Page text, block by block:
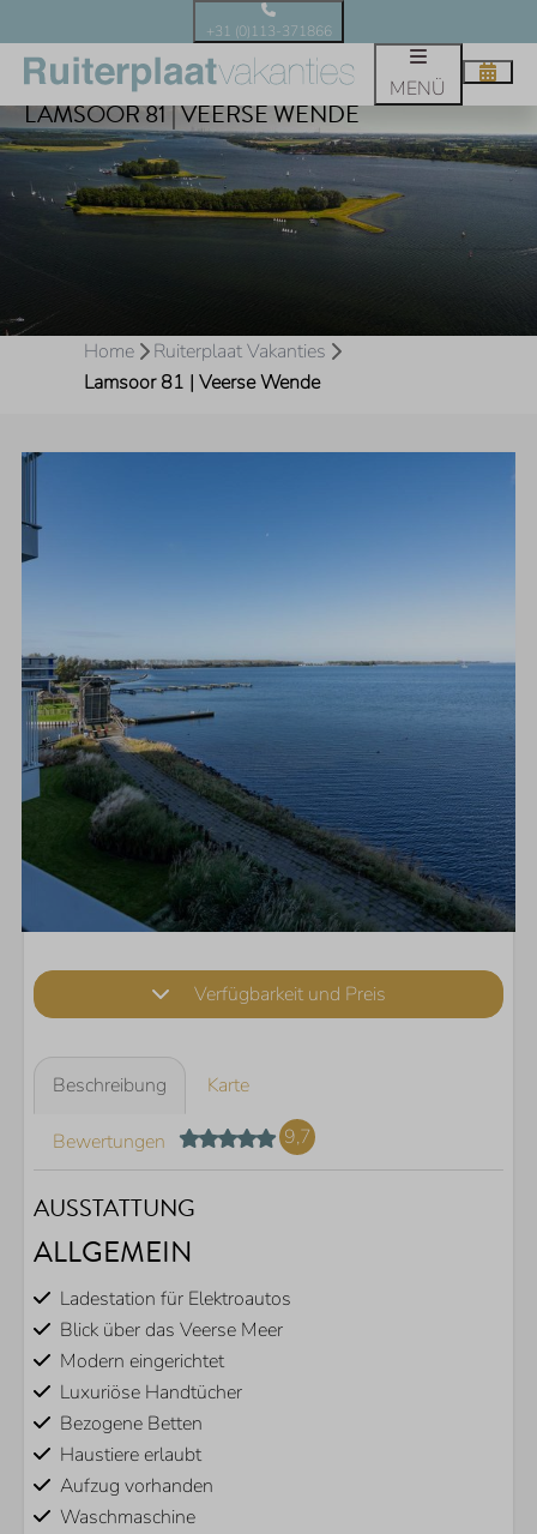
+31 (0)113-371866
MENÜ
LAMSOOR 81 | VEERSE WENDE
Home
Ruiterplaat Vakanties
Lamsoor 81 | Veerse Wende
Verfügbarkeit und Preis
Beschreibung Karte
Bewertungen 9,7
AUSSTATTUNG
ALLGEMEIN
Ladestation für Elektroautos
Blick über das Veerse Meer
Modern eingerichtet
Luxuriöse Handtücher
Bezogene Betten
Haustiere erlaubt
Aufzug vorhanden
Waschmaschine